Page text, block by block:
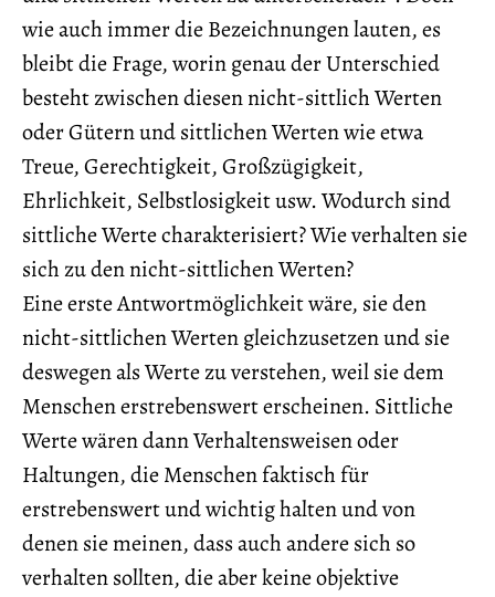
wie auch immer die Bezeichnungen lauten, es
bleibt die Frage, worin genau der Unterschied
besteht zwischen diesen nicht-sittlich Werten
oder Gütern und sittlichen Werten wie etwa
Treue, Gerechtigkeit, Großzügigkeit,
Ehrlichkeit, Selbstlosigkeit usw. Wodurch sind
sittliche Werte charakterisiert? Wie verhalten sie
sich zu den nicht-sittlichen Werten?
Eine erste Antwortmöglichkeit wäre, sie den
nicht-sittlichen Werten gleichzusetzen und sie
deswegen als Werte zu verstehen, weil sie dem
Menschen erstrebenswert erscheinen. Sittliche
Werte wären dann Verhaltensweisen oder
Haltungen, die Menschen faktisch für
erstrebenswert und wichtig halten und von
denen sie meinen, dass auch andere sich so
verhalten sollten, die aber keine objektive